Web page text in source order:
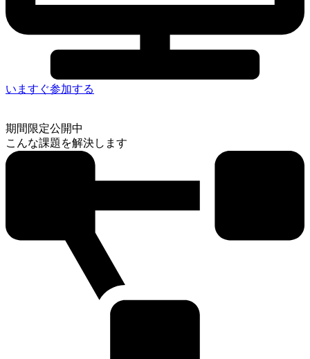
いますぐ参加する
期間限定公開中
こんな課題を解決します